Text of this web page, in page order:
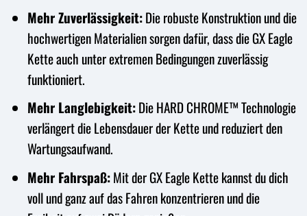
Mehr Zuverlässigkeit:Die robuste Konstruktion und die
hochwertigen Materialien sorgen dafür, dass die GX Eagle
Kette auch unter extremen Bedingungen zuverlässig
funktioniert.
Mehr Langlebigkeit:Die HARD CHROME™ Technologie
verlängert die Lebensdauer der Kette und reduziert den
Wartungsaufwand.
Mehr Fahrspaß:Mit der GX Eagle Kette kannst du dich
voll und ganz auf das Fahren konzentrieren und die